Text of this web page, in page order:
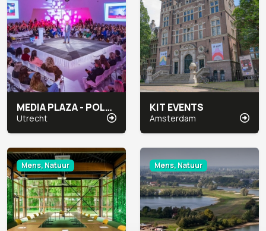
MEDIA PLAZA - POLARGEBIED CONGRESCENTRUM
Utrecht
KIT EVENTS
Amsterdam
Mens, Natuur Mens, Natuur